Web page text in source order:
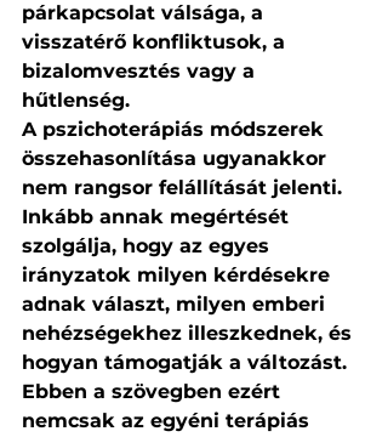
párkapcsolat válsága, a
visszatérő konfliktusok, a
bizalomvesztés vagy a
hűtlenség.
A pszichoterápiás módszerek
összehasonlítása ugyanakkor
nem rangsor felállítását jelenti.
Inkább annak megértését
szolgálja, hogy az egyes
irányzatok milyen kérdésekre
adnak választ, milyen emberi
nehézségekhez illeszkednek, és
hogyan támogatják a változást.
Ebben a szövegben ezért
nemcsak az egyéni terápiás